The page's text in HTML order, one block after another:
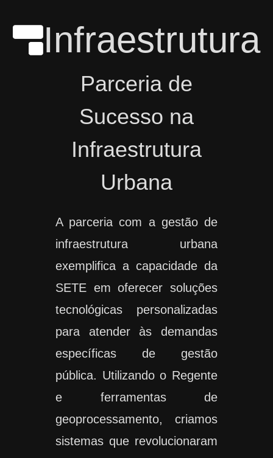
Infraestrutura
Parceria de
Sucesso na
Infraestrutura
Urbana
A parceria com a gestão de
infraestrutura urbana
exemplifica a capacidade da
SETE em oferecer soluções
tecnológicas personalizadas
para atender às demandas
específicas de gestão
pública. Utilizando o Regente
e ferramentas de
geoprocessamento, criamos
sistemas que revolucionaram